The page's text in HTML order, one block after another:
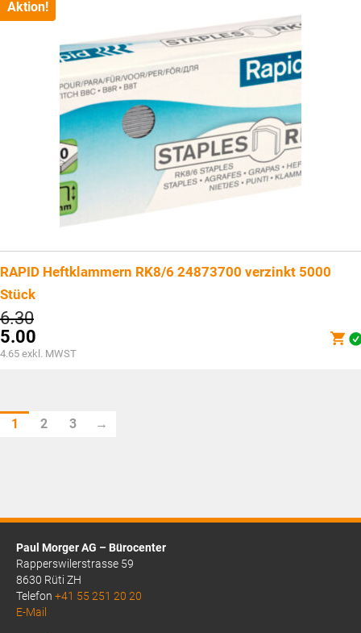
CHF1.15.
Aktion!
RAPID Heftklammern RK8/6 24873700 verzinkt 5000
Stück
6.30Ursprünglicher
Preis
war:
CHF6.30
5.00
Aktueller
4.65 exkl. MWST
1 2 3 →
Paul Morger AG – Bürocenter
Rapperswilerstrasse 59
8630 Rüti ZH
Telefon +41 55 251 20 20
E-Mail